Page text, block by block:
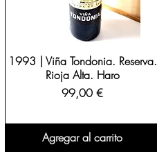
1993 | Viña Tondonia. Reserva.
Rioja Alta. Haro
Precio
99,00 €
Agregar al carrito